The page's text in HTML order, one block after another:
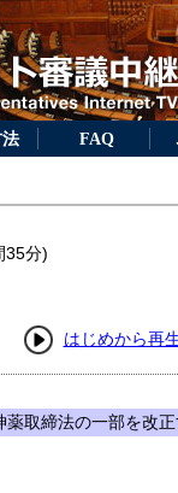
FAQ
35分)
はじめから再
取締法の一部を改